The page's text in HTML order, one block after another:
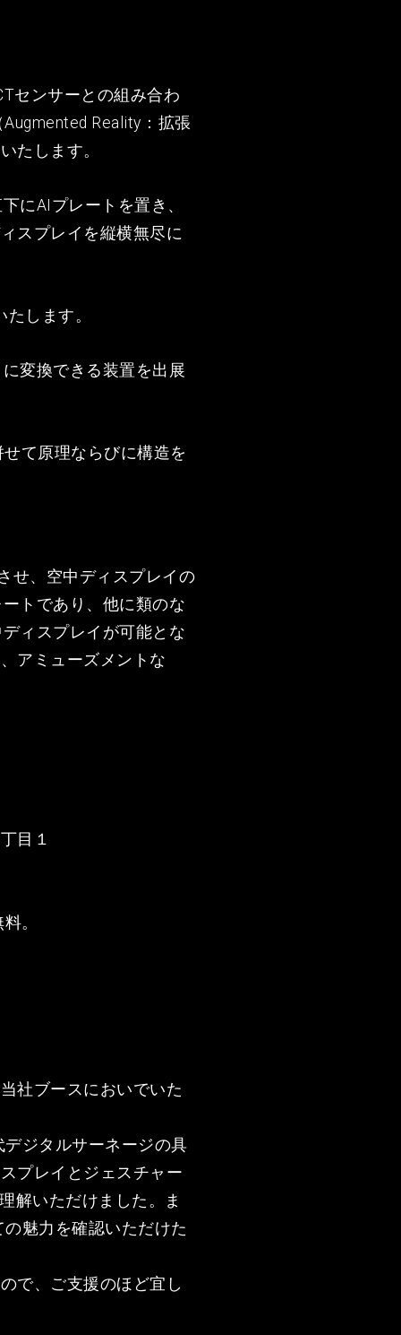
センサーとの組み合わ
Reality：拡張
たします。
にAIプレートを置き、
スプレイを縦横無尽に
します。
変換できる装置を出展
て原理ならびに構造を
せ、空中ディスプレイの
トであり、他に類のな
ィスプレイが可能とな
アミューズメントな
目１
。
社ブースにおいでいた
ジタルサーネージの具
プレイとジェスチャー
解いただけました。ま
魅力を確認いただけた
で、ご支援のほど宜し